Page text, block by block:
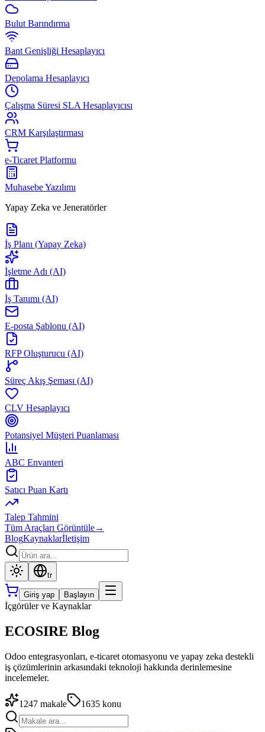
Bulut Barındırma
Bant Genişliği Hesaplayıcı
Depolama Hesaplayıcı
Çalışma Süresi SLA Hesaplayıcısı
CRM Karşılaştırması
e-Ticaret Platformu
Muhasebe Yazılımı
Yapay Zeka ve Jeneratörler
İş Planı (Yapay Zeka)
İşletme Adı (AI)
İş Tanımı (AI)
E-posta Şablonu (AI)
RFP Oluşturucu (AI)
Süreç Akış Şeması (AI)
CLV Hesaplayıcı
Potansiyel Müşteri Puanlaması
ABC Envanteri
Satıcı Puan Kartı
Talep Tahmini
Tüm Araçları Görüntüle→
BlogKaynaklarİletişim
tr
Giriş yap Başlayın
İçgörüler ve Kaynaklar
ECOSIRE Blog
Odoo entegrasyonları, e-ticaret otomasyonu ve yapay zeka destekli
iş çözümlerinin arkasındaki teknoloji hakkında derinlemesine
incelemeler.
1247 makale 1635 konu